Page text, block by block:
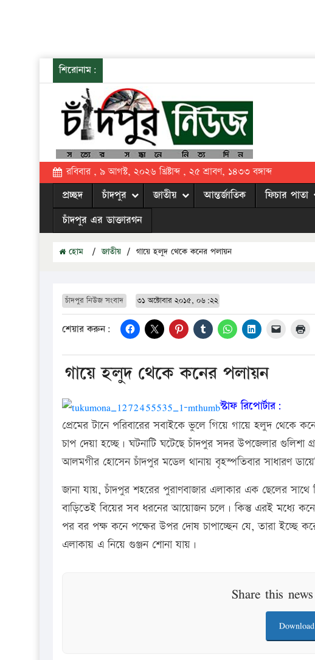
শিরোনাম:
রবিবার , ৯ আগস্ট, ২০২৬ খ্রিষ্টাব্দ , ২৫ শ্রাবণ, ১৪৩৩ বঙ্গাব্দ
প্রচ্ছদ চাঁদপুর জাতীয় আন্তর্জাতিক ফিচার পাতা
চাঁদপুর এর ডাক্তারগন
হোম / জাতীয় / গায়ে হলুদ থেকে কনের পলায়ন
চাঁদপুর নিউজ সংবাদ ৩১ অক্টোবার ২০১৫, ০৬:২২
শেয়ার করুন:
গায়ে হলুদ থেকে কনের পলায়ন
স্টাফ রিপোর্টার:
প্রেমের টানে পরিবারের সবাইকে ভুলে গিয়ে গায়ে হলুদ
চাপ দেয়া হচ্ছে। ঘটনাটি ঘটেছে চাঁদপুর সদর উপজেলার গুলিশা
আলমগীর হোসেন চাঁদপুর মডেল থানায় বৃহস্পতিবার সাধারণ
জানা যায়, চাঁদপুর শহরের পুরাণবাজার এলাকার এক ছেলের
বাড়িতেই বিয়ের সব ধরনের আয়োজন চলে। কিন্তু এরই মধ্যে
পর বর পক্ষ কনে পক্ষের উপর দোষ চাপাচ্ছেন যে, তারা ইচ্ছে
এলাকায় এ নিয়ে গুঞ্জন শোনা যায়।
Share this